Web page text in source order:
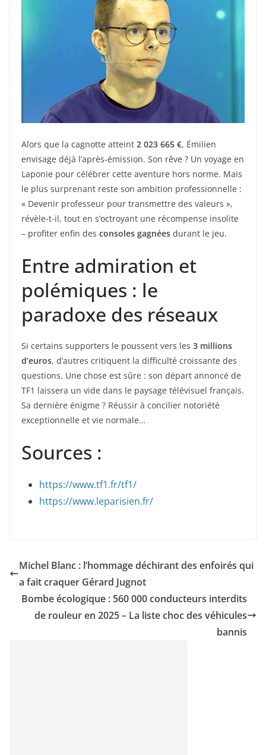
Alors que la cagnotte atteint 2 023 665 €, Émilien
envisage déjà l’après-émission. Son rêve ? Un voyage en
Laponie pour célébrer cette aventure hors norme. Mais
le plus surprenant reste son ambition professionnelle :
« Devenir professeur pour transmettre des valeurs »,
révèle-t-il, tout en s’octroyant une récompense insolite
– profiter enfin des consoles gagnées durant le jeu.
Entre admiration et
polémiques : le
paradoxe des réseaux
Si certains supporters le poussent vers les 3 millions
d’euros, d’autres critiquent la difficulté croissante des
questions. Une chose est sûre : son départ annoncé de
TF1 laissera un vide dans le paysage télévisuel français.
Sa dernière énigme ? Réussir à concilier notoriété
exceptionnelle et vie normale…
Sources :
https://www.tf1.fr/tf1/
https://www.leparisien.fr/
Michel Blanc : l’hommage déchirant des enfoirés qui
a fait craquer Gérard Jugnot
Bombe écologique : 560 000 conducteurs interdits
de rouleur en 2025 – La liste choc des véhicules
bannis